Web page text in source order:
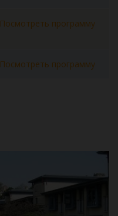
Посмотреть программу
Посмотреть программу